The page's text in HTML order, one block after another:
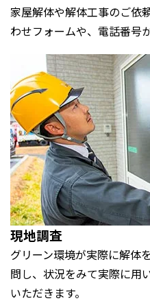
家屋解体や解体工事のご依
わせフォームや、電話番号
現地調査
グリーン環境が実際に解体
問し、状況をみて実際に用
いただきます。